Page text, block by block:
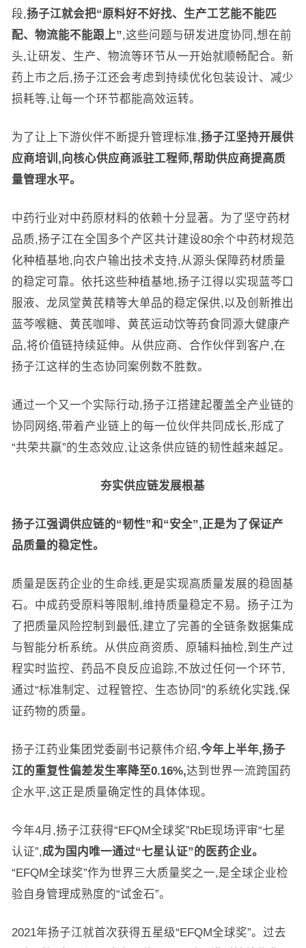
段,扬子江就会把“原料好不好找、生产工艺能不能匹
配、物流能不能跟上”,这些问题与研发进度协同,想在前
头,让研发、生产、物流等环节从一开始就顺畅配合。新
药上市之后,扬子江还会考虑到持续优化包装设计、减少
损耗等,让每一个环节都能高效运转。
为了让上下游伙伴不断提升管理标准,扬子江坚持开展供
应商培训,向核心供应商派驻工程师,帮助供应商提高质
量管理水平。
中药行业对中药原材料的依赖十分显著。为了坚守药材
品质,扬子江在全国多个产区共计建设80余个中药材规范
化种植基地,向农户输出技术支持,从源头保障药材质量
的稳定可靠。依托这些种植基地,扬子江得以实现蓝芩口
服液、龙凤堂黄芪精等大单品的稳定保供,以及创新推出
蓝芩喉糖、黄芪咖啡、黄芪运动饮等药食同源大健康产
品,将价值链持续延伸。从供应商、合作伙伴到客户,在
扬子江这样的生态协同案例数不胜数。
通过一个又一个实际行动,扬子江搭建起覆盖全产业链的
协同网络,带着产业链上的每一位伙伴共同成长,形成了
“共荣共赢”的生态效应,让这条供应链的韧性越来越足。
夯实供应链发展根基
扬子江强调供应链的“韧性”和“安全”,正是为了保证产
品质量的稳定性。
质量是医药企业的生命线,更是实现高质量发展的稳固基
石。中成药受原料等限制,维持质量稳定不易。扬子江为
了把质量风险控制到最低,建立了完善的全链条数据集成
与智能分析系统。从供应商资质、原辅料抽检,到生产过
程实时监控、药品不良反应追踪,不放过任何一个环节,
通过“标准制定、过程管控、生态协同”的系统化实践,保
证药物的质量。
扬子江药业集团党委副书记蔡伟介绍,今年上半年,扬子
江的重复性偏差发生率降至0.16%,达到世界一流跨国药
企水平,这正是质量确定性的具体体现。
今年4月,扬子江获得“EFQM全球奖”RbE现场评审“七星
认证”,成为国内唯一通过“七星认证”的医药企业。
“EFQM全球奖”作为世界三大质量奖之一,是全球企业检
验自身管理成熟度的“试金石”。
2021年扬子江就首次获得五星级“EFQM全球奖”。过去